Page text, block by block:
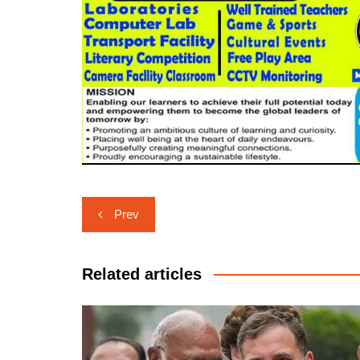
Post
navigation
Prev
Related articles